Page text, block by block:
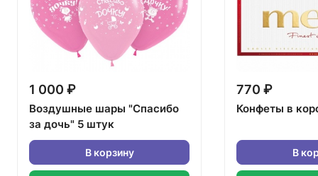
1 000 ₽
Воздушные шары "Спасибо
за дочь" 5 штук
В корзину
770 ₽
Конфеты в
В